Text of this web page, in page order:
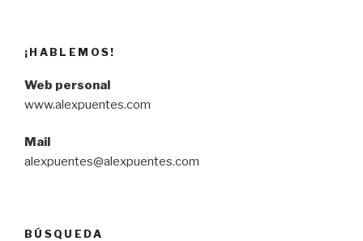
obtiene
resultados
(Daniel
¡HABLEMOS!
Web personal
www.alexpuentes.com
Mail
alexpuentes@alexpuentes.com
BÚSQUEDA